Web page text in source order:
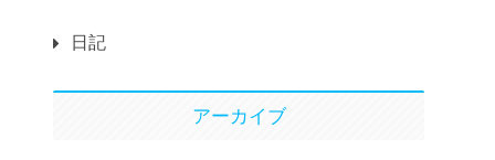
日記
アーカイブ